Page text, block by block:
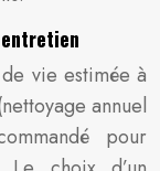
vie estimée à
annuel
pour